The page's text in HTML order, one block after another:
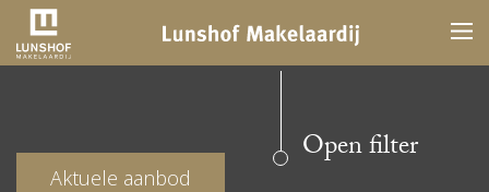
Aktuele aanbod
Open filter